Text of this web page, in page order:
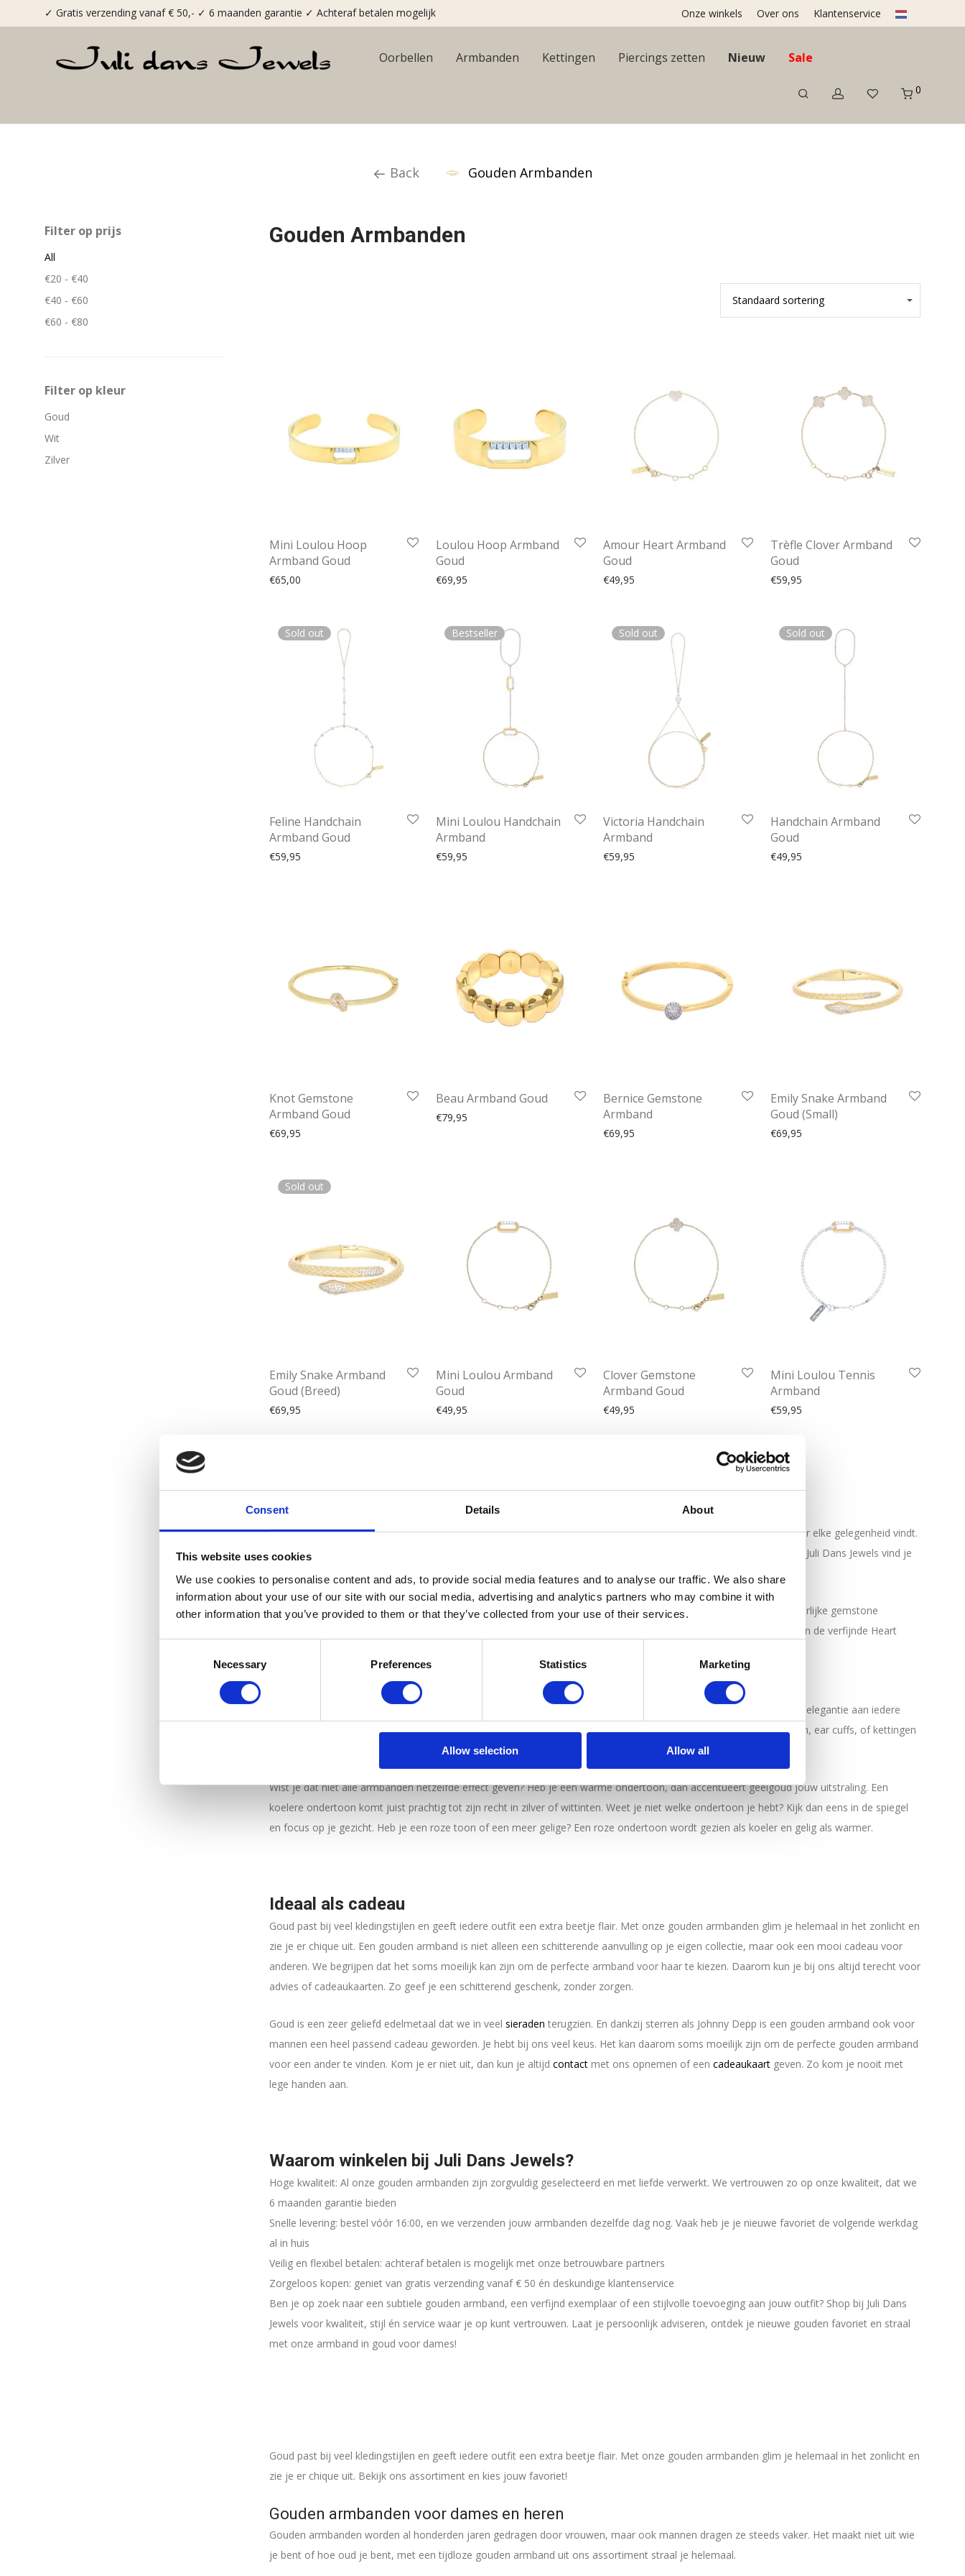
Consent Details About
This website uses cookies
We use cookies to personalise content and ads, to provide social media features and to analyse our traffic. We also share
information about your use of our site with our social media, advertising and analytics partners who may combine it with
other information that you’ve provided to them or that they’ve collected from your use of their services.
Necessary Preferences Statistics Marketing
Allow selection Allow all
✓ Gratis verzending vanaf € 50,- ✓ 6 maanden garantie ✓ Achteraf betalen mogelijk Onze winkels Over ons Klantenservice
Oorbellen Armbanden Kettingen Piercings zetten Nieuw Sale
0
Back Gouden Armbanden
Gouden Armbanden
Mini Loulou Hoop
Armband Goud
€65,00
Loulou Hoop Armband
Goud
€69,95
Amour Heart Armband
Goud
€49,95
Trèfle Clover Armband
Goud
€59,95
Sold out
Feline Handchain
Armband Goud
€59,95
Bestseller
Mini Loulou Handchain
Armband
€59,95
Sold out
Victoria Handchain
Armband
€59,95
Sold out
Handchain Armband
Goud
€49,95
Knot Gemstone
Armband Goud
€69,95
Beau Armband Goud
€79,95
Bernice Gemstone
Armband
€69,95
Emily Snake Armband
Goud (Small)
€69,95
Sold out
Emily Snake Armband
Goud (Breed)
€69,95
Mini Loulou Armband
Goud
€49,95
Clover Gemstone
Armband Goud
€49,95
Mini Loulou Tennis
Armband
€59,95
Prachtige gouden armbanden bij Juli Dans Jewels
Ontdek onze sprankelende collectie gouden armbanden waarin je moeiteloos de perfecte armband in het goud voor elke gelegenheid vindt.
Of je nu zoekt naar verfijnde armband voor een speciale gelegenheid, of een stijlvolle armband voor iedere dag, bij Juli Dans Jewels vind je
het allemaal.
Onze gouden armbanden variëren van elegante handchains zoals de Heart Handchain en Victoria Handchain, tot sierlijke gemstone
armbanden zoals de Knot Gemstone en Bernice Gemstone, en tijdloze klassiekers zoals de Mini Loulou Armband en de verfijnde Heart
Gouden armbanden: tijdloos én veelzijdig
Goud is een van de meest geliefde edelmetalen in de sieradenwereld. Een gouden armband geeft een extra vleugje elegantie aan iedere
look, of je nu iets feestelijks of subtiels zoekt. Combineer je armband met bijpassende sieraden, denk aan oorbellen, ear cuffs, of kettingen
Wist je dat niet alle armbanden hetzelfde effect geven? Heb je een warme ondertoon, dan accentueert geelgoud jouw uitstraling. Een
koelere ondertoon komt juist prachtig tot zijn recht in zilver of wittinten. Weet je niet welke ondertoon je hebt? Kijk dan eens in de spiegel
en focus op je gezicht. Heb je een roze toon of een meer gelige? Een roze ondertoon wordt gezien als koeler en gelig als warmer.
Ideaal als cadeau
Goud past bij veel kledingstijlen en geeft iedere outfit een extra beetje flair. Met onze gouden armbanden glim je helemaal in het zonlicht en
zie je er chique uit. Een gouden armband is niet alleen een schitterende aanvulling op je eigen collectie, maar ook een mooi cadeau voor
anderen. We begrijpen dat het soms moeilijk kan zijn om de perfecte armband voor haar te kiezen. Daarom kun je bij ons altijd terecht voor
advies of cadeaukaarten. Zo geef je een schitterend geschenk, zonder zorgen.
Goud is een zeer geliefd edelmetaal dat we in veel sieraden terugzien. En dankzij sterren als Johnny Depp is een gouden armband ook voor
mannen een heel passend cadeau geworden. Je hebt bij ons veel keus. Het kan daarom soms moeilijk zijn om de perfecte gouden armband
voor een ander te vinden. Kom je er niet uit, dan kun je altijd contactmet ons opnemen of een cadeaukaartgeven. Zo kom je nooit met
lege handen aan.
Waarom winkelen bij Juli Dans Jewels?
Hoge kwaliteit: Al onze gouden armbanden zijn zorgvuldig geselecteerd en met liefde verwerkt. We vertrouwen zo op onze kwaliteit, dat we
6 maanden garantie bieden
Snelle levering: bestel vóór 16:00, en we verzenden jouw armbanden dezelfde dag nog. Vaak heb je je nieuwe favoriet de volgende werkdag
al in huis
Veilig en flexibel betalen: achteraf betalen is mogelijk met onze betrouwbare partners
Zorgeloos kopen: geniet van gratis verzending vanaf € 50 én deskundige klantenservice
Ben je op zoek naar een subtiele gouden armband, een verfijnd exemplaar of een stijlvolle toevoeging aan jouw outfit? Shop bij Juli Dans
Jewels voor kwaliteit, stijl én service waar je op kunt vertrouwen. Laat je persoonlijk adviseren, ontdek je nieuwe gouden favoriet en straal
met onze armband in goud voor dames!
Goud past bij veel kledingstijlen en geeft iedere outfit een extra beetje flair. Met onze gouden armbanden glim je helemaal in het zonlicht en
zie je er chique uit. Bekijk ons assortiment en kies jouw favoriet!
Gouden armbanden voor dames en heren
Gouden armbanden worden al honderden jaren gedragen door vrouwen, maar ook mannen dragen ze steeds vaker. Het maakt niet uit wie
je bent of hoe oud je bent, met een tijdloze gouden armband uit ons assortiment straal je helemaal.
Filter op prijs
All
€20 - €40
€40 - €60
€60 - €80
Filter op kleur
Goud
Wit
Zilver